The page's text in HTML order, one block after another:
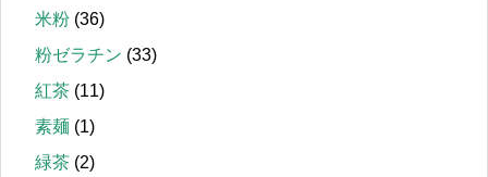
米粉 (36)
粉ゼラチン (33)
紅茶 (11)
素麺 (1)
緑茶 (2)